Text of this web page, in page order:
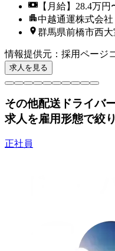
【月給】28.4万円
中越通運株式会社
群馬県前橋市西
情報提供元 ： 採用ページ
求人を見る
その他配送ドライバ
求人を雇用形態で絞
正社員